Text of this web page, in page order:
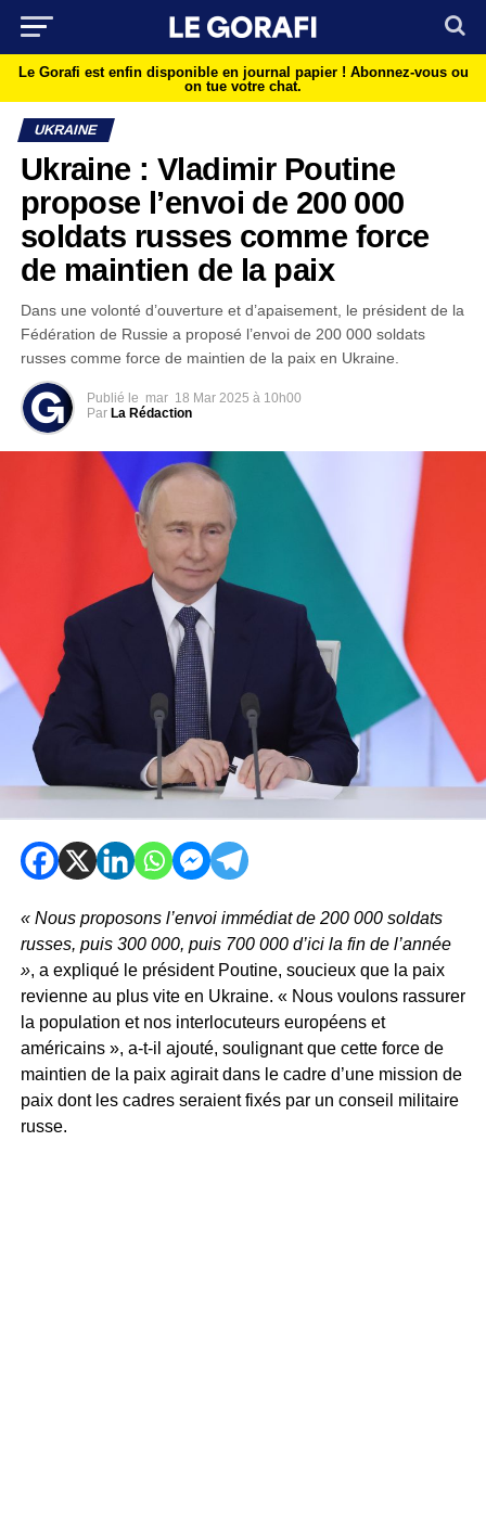
Le Gorafi est enfin disponible en journal papier ! Abonnez-vous ou
on tue votre chat.
UKRAINE
Ukraine : Vladimir Poutine
propose l’envoi de 200 000
soldats russes comme force
de maintien de la paix
Dans une volonté d’ouverture et d’apaisement, le président de la
Fédération de Russie a proposé l’envoi de 200 000 soldats
russes comme force de maintien de la paix en Ukraine.
Publié le mar 18 Mar 2025 à 10h00
Par La Rédaction
« Nous proposons l’envoi immédiat de 200 000 soldats
russes, puis 300 000, puis 700 000 d’ici la fin de l’année
», a expliqué le président Poutine, soucieux que la paix
revienne au plus vite en Ukraine. « Nous voulons rassurer
la population et nos interlocuteurs européens et
américains », a-t-il ajouté, soulignant que cette force de
maintien de la paix agirait dans le cadre d’une mission de
paix dont les cadres seraient fixés par un conseil militaire
russe.